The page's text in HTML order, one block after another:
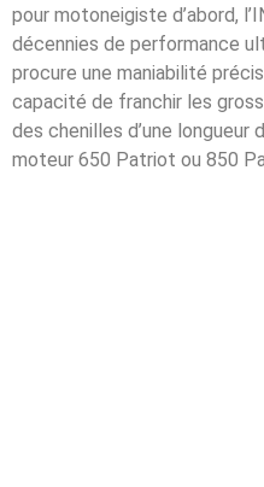
pour motoneigiste d’abord,
décennies de performance
procure une maniabilité
capacité de franchir les
des chenilles d’une longueur
moteur 650 Patriot ou 850